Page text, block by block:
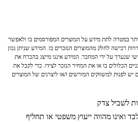
במטרה לתת מידע על המוצרים המפורסמים בו ולאפשר
רכישה לחלק מהמוצרים הנזכרים בו. המידע שניתן נכון
שנערך על ידי המחבר. המידע איננו מייצג בהכרח את
הכלולים בו או את המחיר הנזכר לצידו. כדי לקבל את
יש לפנות למשווקים המורשים ו/או ליצרנים של המוצרים
ואינו מהווה ייעוץ משפטי או תחליף